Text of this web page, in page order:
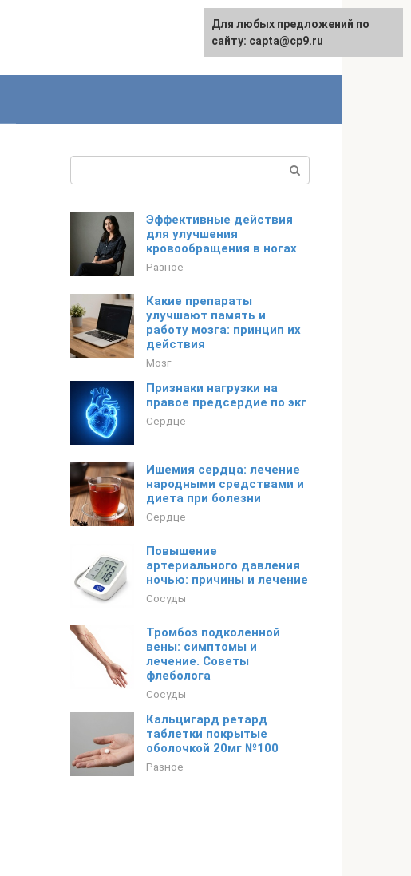
Эффективные действия
для улучшения
кровообращения в ногах
Разное
Какие препараты
улучшают память и
работу мозга: принцип их
действия
Мозг
Признаки нагрузки на
правое предсердие по экг
Сердце
Ишемия сердца: лечение
народными средствами и
диета при болезни
Сердце
Повышение
артериального давления
ночью: причины и лечение
Сосуды
Тромбоз подколенной
вены: симптомы и
лечение. Советы
флеболога
Сосуды
Кальцигард ретард
таблетки покрытые
оболочкой 20мг №100
Разное
Для любых предложений по
сайту: capta@cp9.ru